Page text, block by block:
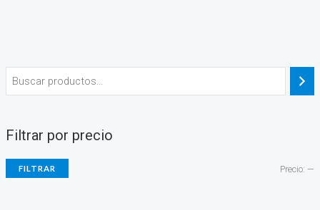
Filtrar por precio
FILTRAR Precio: —